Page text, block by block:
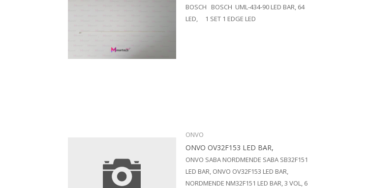
BOSCH BOSCH UML-434-90 LED BAR, 64
LED, 1 SET 1 EDGE LED
ONVO
ONVO OV32F153 LED BAR,
ONVO SABA NORDMENDE SABA SB32F151
LED BAR, ONVO OV32F153 LED BAR,
NORDMENDE NM32F151 LED BAR, 3 VOL, 6